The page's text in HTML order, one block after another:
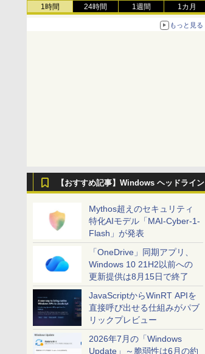
1時間 24時間 1週間 1カ月
もっと見る
【おすすめ記事】Windows ヘッドライン
Mythos超えのセキュリティ
特化AIモデル「MAI-Cyber-1-
Flash」が発表
「OneDrive」同期アプリ、
Windows 10 21H2以前への
更新提供は8月15日で終了
JavaScriptからWinRT APIを
直接呼び出せる仕組みがパブ
リックプレビュー
2026年7月の「Windows
Update」～脆弱性は6月の約